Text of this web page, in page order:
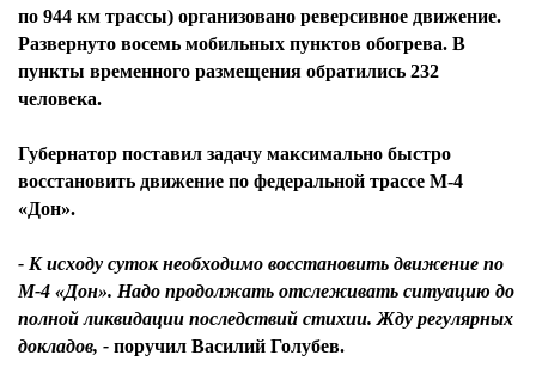
по 944 км трассы) организовано реверсивное движение.
Развернуто восемь мобильных пунктов обогрева. В
пункты временного размещения обратились 232
человека.
Губернатор поставил задачу максимально быстро
восстановить движение по федеральной трассе М-4
«Дон».
- К исходу суток необходимо восстановить движение по
М-4 «Дон». Надо продолжать отслеживать ситуацию до
полной ликвидации последствий стихии. Жду регулярных
докладов, - поручил Василий Голубев.